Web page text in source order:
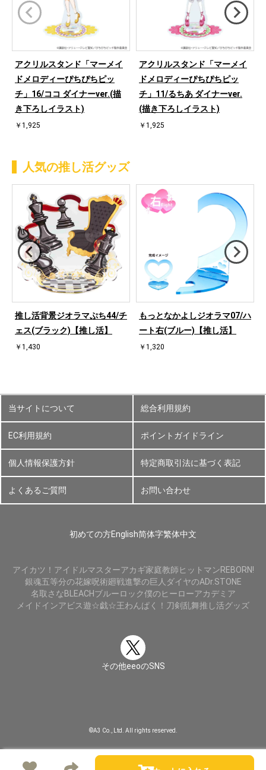
アクリルスタンド「マーメイ
ドメロディーぴちぴちピッ
チ」16/ココ ダイナーver.(描
き下ろしイラスト)
￥1,925
アクリルスタンド「マーメイ
ドメロディーぴちぴちピッ
チ」11/るちあ ダイナーver.
(描き下ろしイラスト)
￥1,925
人気の推し活グッズ
推し活背景ジオラマぷち44/チ
ェス(ブラック)【推し活】
￥1,430
もっとなかよしジオラマ07/ハ
ート右(ブルー)【推し活】
￥1,320
当サイトについて 総合利用規約
EC利用規約 ポイントガイドライン
個人情報保護方針 特定商取引法に基づく表記
よくあるご質問 お問い合わせ
初めての方English简体字繁体中文
アイカツ！ アイドルマスターアカギ家庭教師ヒットマンREBORN!
銀魂五等分の花嫁呪術廻戦進撃の巨人 ダイヤのADr.STONE
名取さなBLEACHブルーロック僕のヒーローアカデミア
メイドインアビス遊☆戯☆王わんぱく！刀剣乱舞推し活グッズ
その他eeoのSNS
©A3 Co., Ltd. All rights reserved.